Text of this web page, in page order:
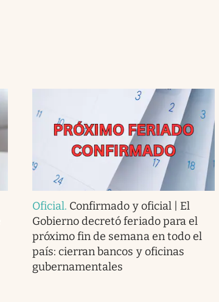
Oficial. Confirmado y oficial | El
Gobierno decretó feriado para el
próximo fin de semana en todo el
país: cierran bancos y oficinas
gubernamentales